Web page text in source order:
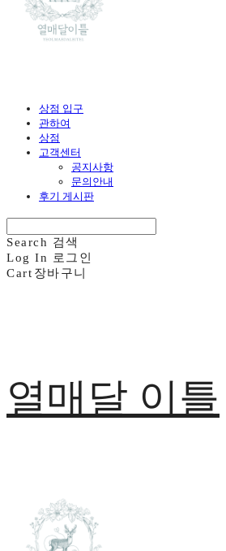
상점 입구
관하여
상점
고객센터
공지사항
문의안내
후기 게시판
Search 검색
Log In
로그인
Cart 장바구니
열매달 이틀